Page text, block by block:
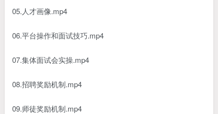
05.人才画像.mp4
06.平台操作和面试技巧.mp4
07.集体面试会实操.mp4
08.招聘奖励机制.mp4
09.师徒奖励机制.mp4